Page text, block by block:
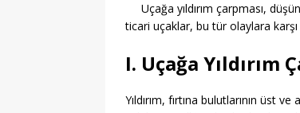
Uçağa yıldırım çarpması,
ticari uçaklar, bu tür olaylara karşı
I. Uçağa Yıldırım
Yıldırım, fırtına bulutlarının üst